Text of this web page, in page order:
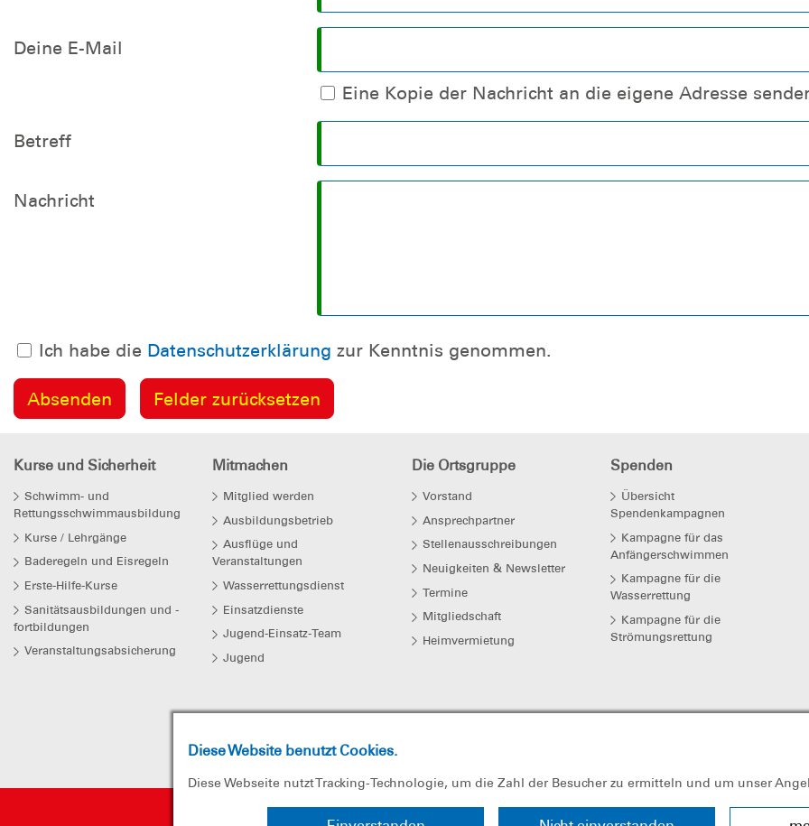
Deine E-Mail
Eine Kopie der Nachricht an die eigene Adresse
Betreff
Nachricht
Ich habe die Datenschutzerklärung zur Kenntnis genommen.
Diese Website benutzt Cookies.
Diese Webseite nutzt Tracking-Technologie, um die Zahl der Besucher zu ermitteln und um unser
Kurse und Sicherheit
Schwimm- und
Rettungsschwimmausbildung
Kurse / Lehrgänge
Baderegeln und Eisregeln
Erste-Hilfe-Kurse
Sanitätsausbildungen und -
fortbildungen
Veranstaltungsabsicherung
Mitmachen
Mitglied werden
Ausbildungsbetrieb
Ausflüge und
Veranstaltungen
Wasserrettungsdienst
Einsatzdienste
Jugend-Einsatz-Team
Jugend
Die Ortsgruppe
Vorstand
Ansprechpartner
Stellenausschreibungen
Neuigkeiten & Newsletter
Termine
Mitgliedschaft
Heimvermietung
Spenden
Übersicht
Spendenkampagnen
Kampagne für das
Anfängerschwimmen
Kampagne für die
Wasserrettung
Kampagne für die
Strömungsrettung